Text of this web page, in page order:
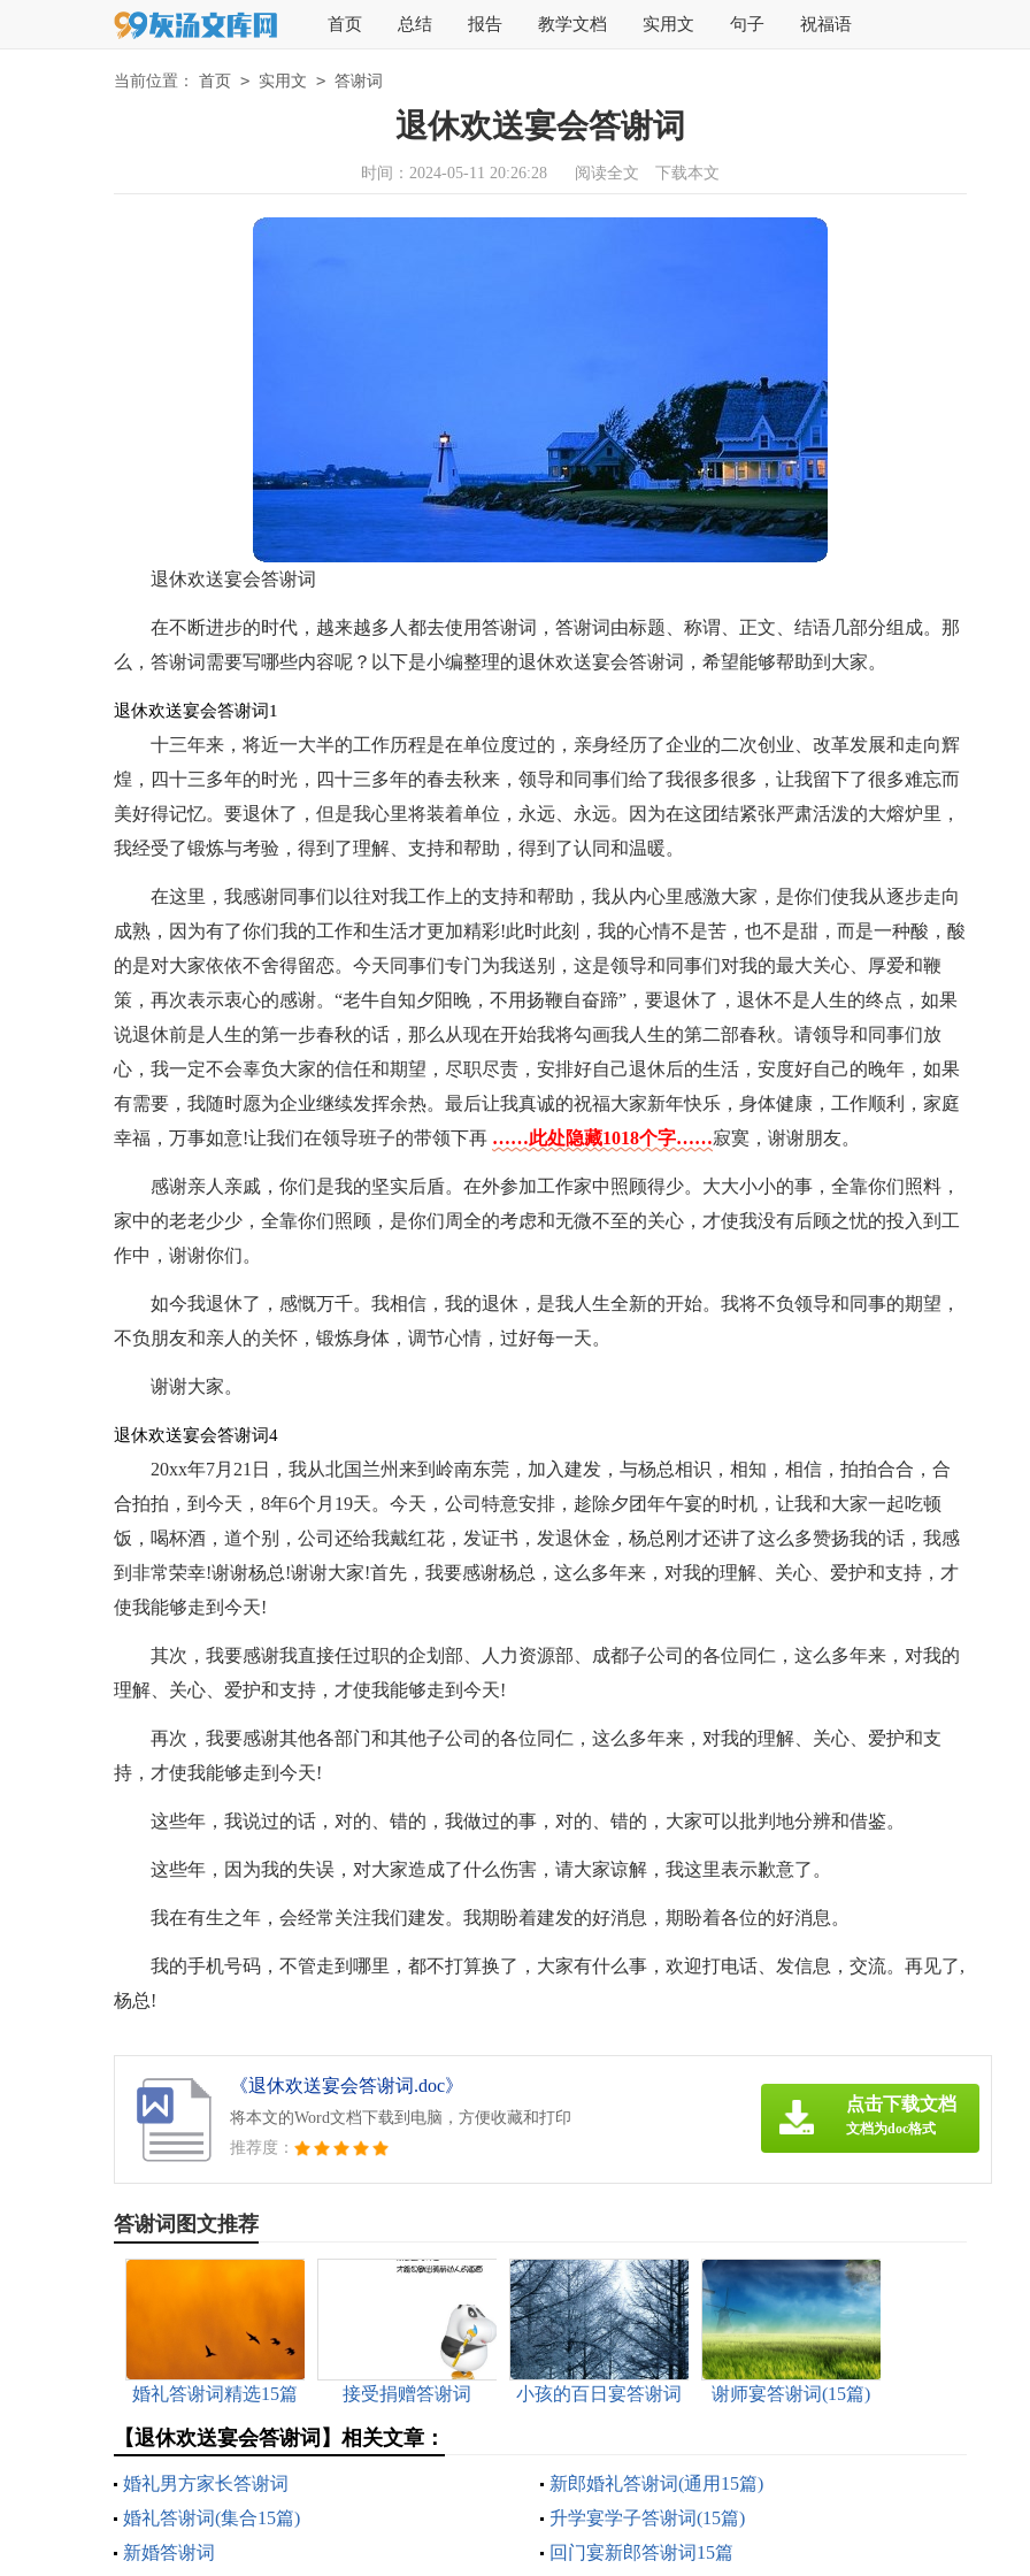
首页 总结 报告 教学文档 实用文 句子 祝福语
当前位置： 首页 > 实用文 > 答谢词
退休欢送宴会答谢词
时间：2024-05-11 20:26:28 阅读全文 下载本文
退休欢送宴会答谢词
在不断进步的时代，越来越多人都去使用答谢词，答谢词由标题、称谓、正文、结语几部分组成。那
么，答谢词需要写哪些内容呢？以下是小编整理的退休欢送宴会答谢词，希望能够帮助到大家。
退休欢送宴会答谢词1
十三年来，将近一大半的工作历程是在单位度过的，亲身经历了企业的二次创业、改革发展和走向辉
煌，四十三多年的时光，四十三多年的春去秋来，领导和同事们给了我很多很多，让我留下了很多难忘而
美好得记忆。要退休了，但是我心里将装着单位，永远、永远。因为在这团结紧张严肃活泼的大熔炉里，
我经受了锻炼与考验，得到了理解、支持和帮助，得到了认同和温暖。
在这里，我感谢同事们以往对我工作上的支持和帮助，我从内心里感激大家，是你们使我从逐步走向
成熟，因为有了你们我的工作和生活才更加精彩!此时此刻，我的心情不是苦，也不是甜，而是一种酸，酸
的是对大家依依不舍得留恋。今天同事们专门为我送别，这是领导和同事们对我的最大关心、厚爱和鞭
策，再次表示衷心的感谢。“老牛自知夕阳晚，不用扬鞭自奋蹄”，要退休了，退休不是人生的终点，如果
说退休前是人生的第一步春秋的话，那么从现在开始我将勾画我人生的第二部春秋。请领导和同事们放
心，我一定不会辜负大家的信任和期望，尽职尽责，安排好自己退休后的生活，安度好自己的晚年，如果
有需要，我随时愿为企业继续发挥余热。最后让我真诚的祝福大家新年快乐，身体健康，工作顺利，家庭
幸福，万事如意!让我们在领导班子的带领下再 ……此处隐藏1018个字……寂寞，谢谢朋友。
感谢亲人亲戚，你们是我的坚实后盾。在外参加工作家中照顾得少。大大小小的事，全靠你们照料，
家中的老老少少，全靠你们照顾，是你们周全的考虑和无微不至的关心，才使我没有后顾之忧的投入到工
作中，谢谢你们。
如今我退休了，感慨万千。我相信，我的退休，是我人生全新的开始。我将不负领导和同事的期望，
不负朋友和亲人的关怀，锻炼身体，调节心情，过好每一天。
谢谢大家。
退休欢送宴会答谢词4
20xx年7月21日，我从北国兰州来到岭南东莞，加入建发，与杨总相识，相知，相信，拍拍合合，合
合拍拍，到今天，8年6个月19天。今天，公司特意安排，趁除夕团年午宴的时机，让我和大家一起吃顿
饭，喝杯酒，道个别，公司还给我戴红花，发证书，发退休金，杨总刚才还讲了这么多赞扬我的话，我感
到非常荣幸!谢谢杨总!谢谢大家!首先，我要感谢杨总，这么多年来，对我的理解、关心、爱护和支持，才
使我能够走到今天!
其次，我要感谢我直接任过职的企划部、人力资源部、成都子公司的各位同仁，这么多年来，对我的
理解、关心、爱护和支持，才使我能够走到今天!
再次，我要感谢其他各部门和其他子公司的各位同仁，这么多年来，对我的理解、关心、爱护和支
持，才使我能够走到今天!
这些年，我说过的话，对的、错的，我做过的事，对的、错的，大家可以批判地分辨和借鉴。
这些年，因为我的失误，对大家造成了什么伤害，请大家谅解，我这里表示歉意了。
我在有生之年，会经常关注我们建发。我期盼着建发的好消息，期盼着各位的好消息。
我的手机号码，不管走到哪里，都不打算换了，大家有什么事，欢迎打电话、发信息，交流。再见了,
杨总!
《退休欢送宴会答谢词.doc》
将本文的Word文档下载到电脑，方便收藏和打印
推荐度：
点击下载文档
文档为doc格式
答谢词图文推荐
婚礼答谢词精选15篇 接受捐赠答谢词 小孩的百日宴答谢词 谢师宴答谢词(15篇)
【退休欢送宴会答谢词】相关文章：
婚礼男方家长答谢词
新郎婚礼答谢词(通用15篇)
婚礼答谢词(集合15篇)
升学宴学子答谢词(15篇)
新婚答谢词
回门宴新郎答谢词15篇